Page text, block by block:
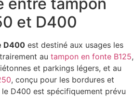
entre tampon
et D400
D400 est destiné aux usages les
au tampon en fonte B125,
et parkings légers, et au
, conçu pour les bordures et
D400 est spécifiquement prévu